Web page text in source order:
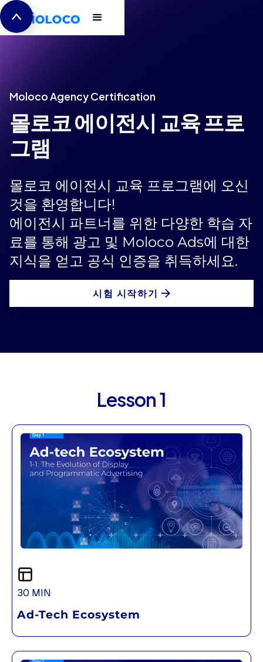
Moloco Agency Certification
몰로코 에이전시 교육 프로
그램
몰로코 에이전시 교육 프로그램에 오신
것을 환영합니다!
에이전시 파트너를 위한 다양한 학습 자
료를 통해 광고 및 Moloco Ads에 대한
지식을 얻고 공식 인증을 취득하세요.
시험 시작하기
Lesson 1
30 MIN
Ad-Tech Ecosystem